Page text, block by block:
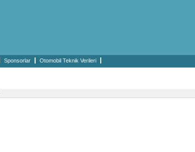
Sponsorlar Otomobil Teknik Verileri